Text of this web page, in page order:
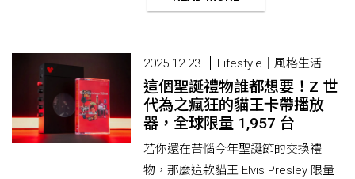
2025.12.23 Lifestyle｜風格生活
這個聖誕禮物誰都想要！Z 世
代為之瘋狂的貓王卡帶播放
器，全球限量 1,957 台
若你還在苦惱今年聖誕節的交換禮
物，那麼這款貓王 Elvis Presley 限量